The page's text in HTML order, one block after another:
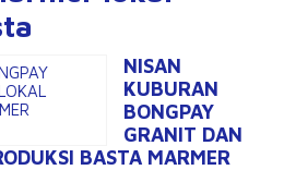
NISAN
KUBURAN
BONGPAY
GRANIT DAN
BASTA MARMER